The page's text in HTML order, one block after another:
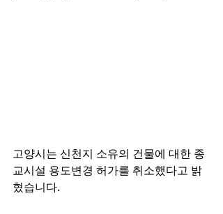
고양시는 신천지 소유의 건물에 대한 종
교시설 용도변경 허가를 취소했다고 밝
혔습니다.